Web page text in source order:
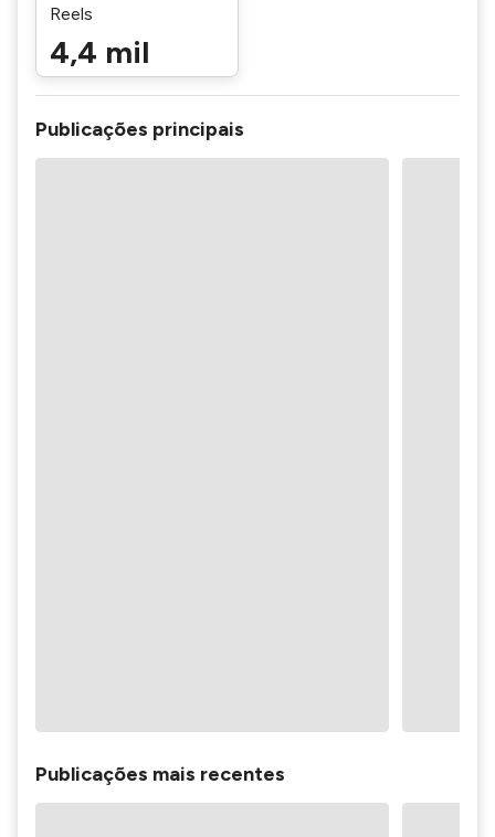
Reels
4,4 mil
Publicações principais
Publicações mais recentes